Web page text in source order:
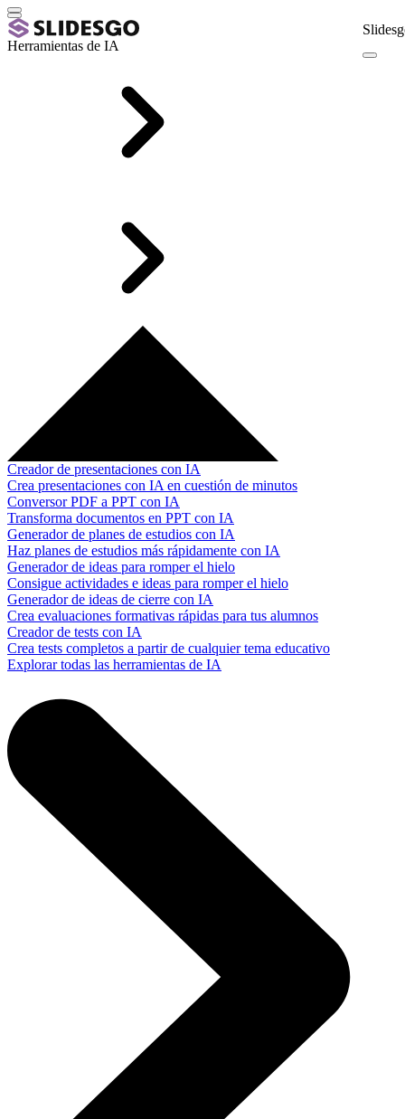
Herramientas de IA
Creador de presentaciones con IA
Crea presentaciones con IA en cuestión de minutos
Conversor PDF a PPT con IA
Transforma documentos en PPT con IA
Generador de planes de estudios con IA
Haz planes de estudios más rápidamente con IA
Generador de ideas para romper el hielo
Consigue actividades e ideas para romper el hielo
Generador de ideas de cierre con IA
Crea evaluaciones formativas rápidas para tus alumnos
Creador de tests con IA
Crea tests completos a partir de cualquier tema educativo
Explorar todas las herramientas de IA